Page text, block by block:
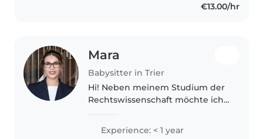
€13.00/hr
Mara
Babysitter in Trier
Hi! Neben meinem Studium der
Rechtswissenschaft möchte ich
habe bereits einige Erfahrung
beim Babysitten meiner Cousins
Experience: < 1 year